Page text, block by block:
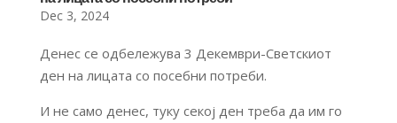
Dec 3, 2024
Денес се одбележува 3 Декември-Светскиот
ден на лицата со посебни потреби.
И не само денес, туку секој ден треба да им го